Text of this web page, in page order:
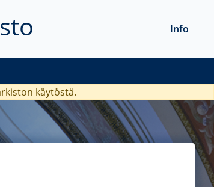
Info
käytöstä.